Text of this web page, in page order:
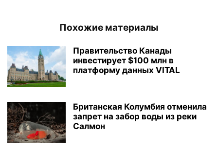
Похожие материалы
Правительство Канады
инвестирует $100 млн в
платформу данных VITAL
Британская Колумбия отменила
запрет на забор воды из реки
Салмон